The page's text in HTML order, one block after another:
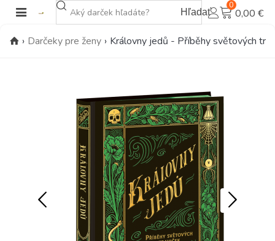
Hľadať
0
0,00 €
› Darčeky pre ženy › Královny jedů - Příběhy světových